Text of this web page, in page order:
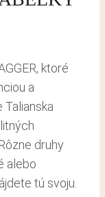
ktoré
a
Talianska
druhy
alebo
tú svoju.